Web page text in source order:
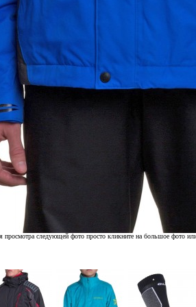
просмотра следующей фото просто кликните на большое фото